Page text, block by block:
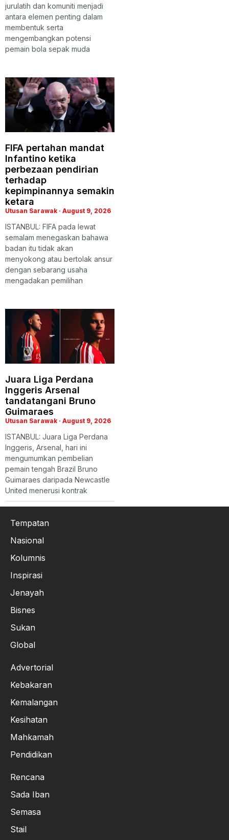
jurulatih dan komuniti menjadi
antara elemen penting dalam
membentuk serta
mengembangkan potensi
pemain bola sepak muda
FIFA pertahan mandat
Infantino ketika
perbezaan pendirian
terhadap
kepimpinannya semakin
ketara
Utusan Sarawak August 9, 2026
ISTANBUL: FIFA pada lewat
semalam menegaskan bahawa
badan itu tidak akan
menyokong atau bertolak ansur
dengan sebarang usaha
mengadakan pemilihan
Juara Liga Perdana
Inggeris Arsenal
tandatangani Bruno
Guimaraes
Utusan Sarawak August 9, 2026
ISTANBUL: Juara Liga Perdana
Inggeris, Arsenal, hari ini
mengumumkan pembelian
pemain tengah Brazil Bruno
Guimaraes daripada Newcastle
United menerusi kontrak
Tempatan
Nasional
Kolumnis
Inspirasi
Jenayah
Bisnes
Sukan
Global
Advertorial
Kebakaran
Kemalangan
Kesihatan
Mahkamah
Pendidikan
Rencana
Sada Iban
Semasa
Stail